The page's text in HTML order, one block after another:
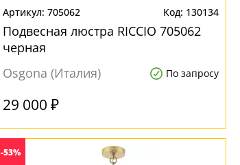
705062 130134
Подвесная люстра RICCIO 705062
черная
Osgona (Италия)
По запросу
29 000 ₽
-53%